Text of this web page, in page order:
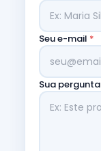
Seu e-mail *
Sua pergunta